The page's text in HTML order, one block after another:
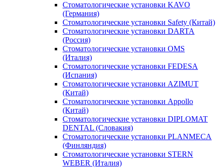
Стоматологические установки KAVO
(Германия)
Стоматологические установки Safety (Китай)
Стоматологические установки DARTA
(Россия)
Стоматологические установки OMS
(Италия)
Стоматологические установки FEDESA
(Испания)
Стоматологические установки AZIMUT
(Китай)
Стоматологические установки Appollo
(Китай)
Стоматологические установки DIPLOMAT
DENTAL (Словакия)
Стоматологические установки PLANMECA
(Финляндия)
Стоматологические установки STERN
WEBER (Италия)